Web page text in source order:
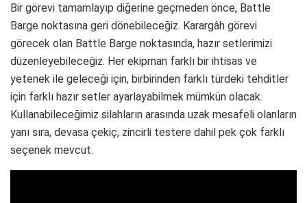
Bir görevi tamamlayıp diğerine geçmeden önce, Battle
Barge noktasına geri dönebileceğiz. Karargâh görevi
görecek olan Battle Barge noktasında, hazır setlerimizi
düzenleyebileceğiz. Her ekipman farklı bir ihtisas ve
yetenek ile geleceği için, birbirinden farklı türdeki tehditler
için farklı hazır setler ayarlayabilmek mümkün olacak.
Kullanabileceğimiz silahların arasında uzak mesafeli olanların
yanı sıra, devasa çekiç, zincirli testere dahil pek çok farklı
seçenek mevcut.